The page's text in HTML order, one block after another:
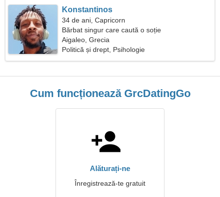
Konstantinos
34 de ani, Capricorn
Bărbat singur care caută o soție
Aigaleo, Grecia
Politică și drept, Psihologie
Cum funcționează GrcDatingGo
Alăturați-ne
Înregistrează-te gratuit